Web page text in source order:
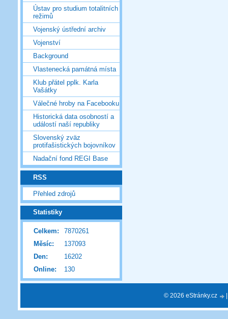
Ústav pro studium totalitních
režimů
Vojenský ústřední archiv
Vojenství
Background
Vlastenecká památná místa
Klub přátel pplk. Karla
Vašátky
Válečné hroby na Facebooku
Historická data osobností a
událostí naší republiky
Slovenský zväz
protifašistických bojovníkov
Nadační fond REGI Base
RSS
Přehled zdrojů
Statistiky
Online: 130
Celkem:
7870261
Měsíc:
137093
Den:
16202
© 2026 eStránky.cz